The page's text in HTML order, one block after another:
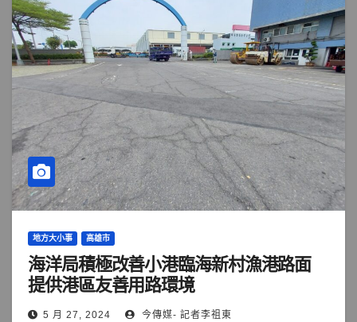
地方大小事 高雄市
海洋局積極改善小港臨海新村漁港路面
提供港區友善用路環境
5 月 27, 2024 今傳媒- 記者李祖東